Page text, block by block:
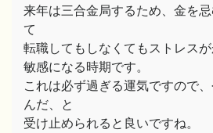
来年は三合金局するため、金を
て
転職してもしなくてもストレス
敏感になる時期です。
これは必ず過ぎる運気ですので
んだ、と
受け止められると良いですね。